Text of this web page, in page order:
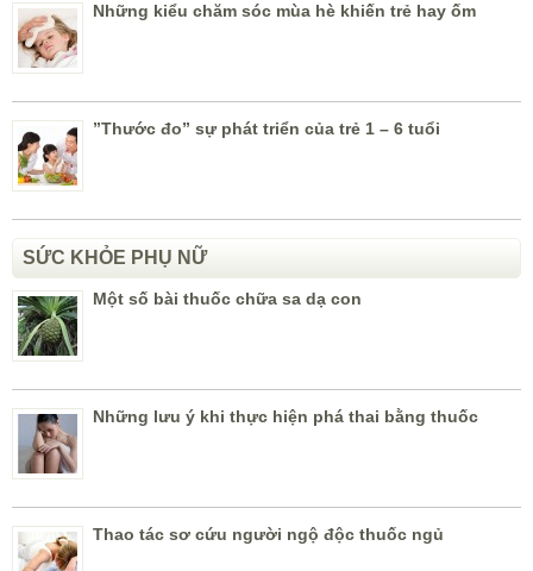
Những kiểu chăm sóc mùa hè khiến trẻ hay ốm
”Thước đo” sự phát triển của trẻ 1 – 6 tuổi
SỨC KHỎE PHỤ NỮ
Một số bài thuốc chữa sa dạ con
Những lưu ý khi thực hiện phá thai bằng thuốc
Thao tác sơ cứu người ngộ độc thuốc ngủ